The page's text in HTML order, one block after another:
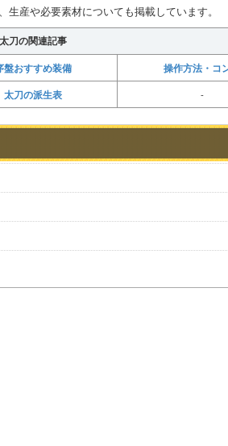
生産や必要素材についても掲載しています。
太刀の関連記事
盤おすすめ装備
操作方法・コ
太刀の派生表 -